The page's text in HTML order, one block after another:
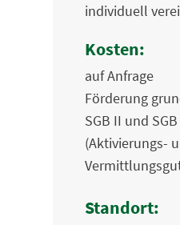
individuell
Kosten:
auf Anfrage
Förderung
SGB II und
(Aktivierungs-
Standort: